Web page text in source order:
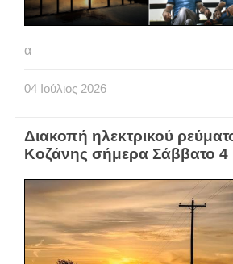
α
04 Ιούλιος 2026
Διακοπή ηλεκτρικού
Κοζάνης σήμερα Σάββατο 4